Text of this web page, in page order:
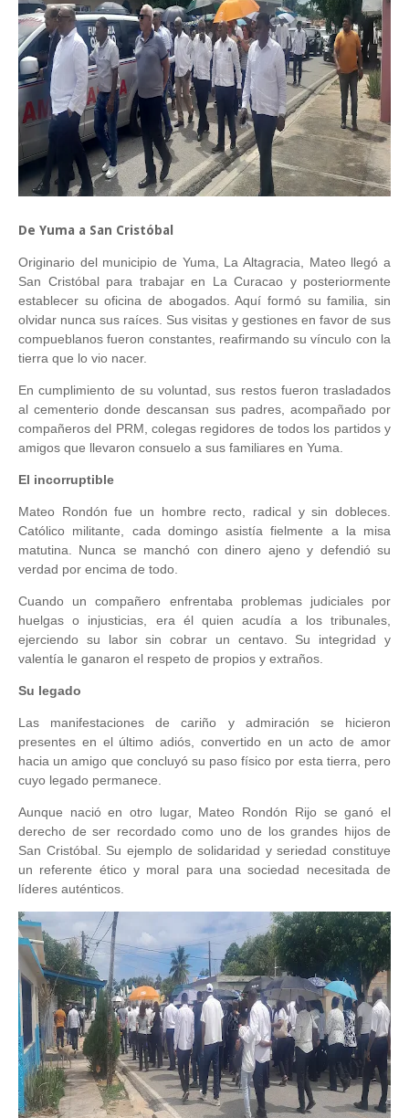
De Yuma a San Cristóbal
Originario del municipio de Yuma, La Altagracia, Mateo llegó a
San Cristóbal para trabajar en La Curacao y posteriormente
establecer su oficina de abogados. Aquí formó su familia, sin
olvidar nunca sus raíces. Sus visitas y gestiones en favor de sus
compueblanos fueron constantes, reafirmando su vínculo con la
tierra que lo vio nacer.
En cumplimiento de su voluntad, sus restos fueron trasladados
al cementerio donde descansan sus padres, acompañado por
compañeros del PRM, colegas regidores de todos los partidos y
amigos que llevaron consuelo a sus familiares en Yuma.
El incorruptible
Mateo Rondón fue un hombre recto, radical y sin dobleces.
Católico militante, cada domingo asistía fielmente a la misa
matutina. Nunca se manchó con dinero ajeno y defendió su
verdad por encima de todo.
Cuando un compañero enfrentaba problemas judiciales por
huelgas o injusticias, era él quien acudía a los tribunales,
ejerciendo su labor sin cobrar un centavo. Su integridad y
valentía le ganaron el respeto de propios y extraños.
Su legado
Las manifestaciones de cariño y admiración se hicieron
presentes en el último adiós, convertido en un acto de amor
hacia un amigo que concluyó su paso físico por esta tierra, pero
cuyo legado permanece.
Aunque nació en otro lugar, Mateo Rondón Rijo se ganó el
derecho de ser recordado como uno de los grandes hijos de
San Cristóbal. Su ejemplo de solidaridad y seriedad constituye
un referente ético y moral para una sociedad necesitada de
líderes auténticos.